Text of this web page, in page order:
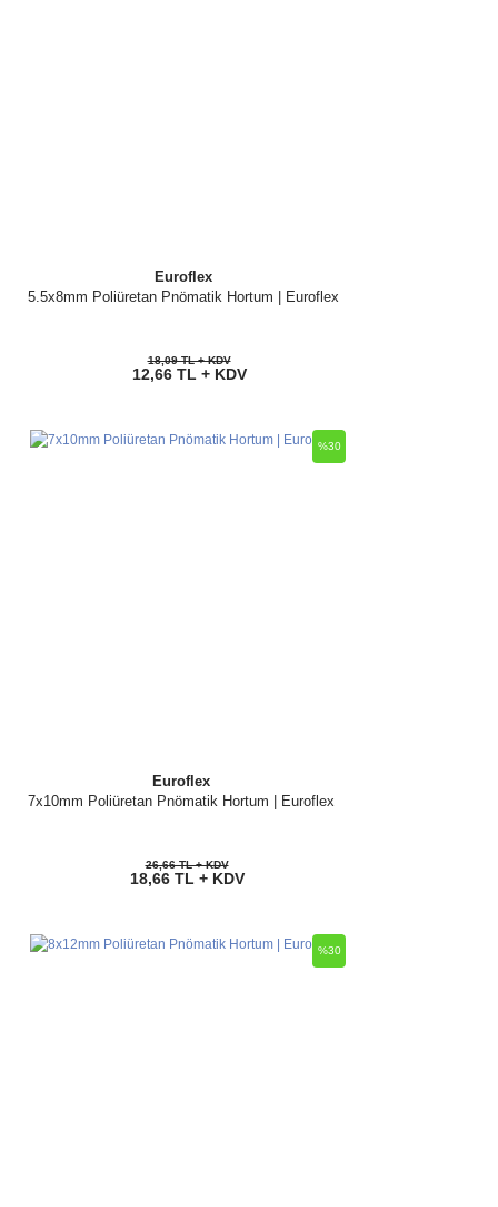
Euroflex
5.5x8mm Poliüretan Pnömatik Hortum | Euroflex
18,09 TL + KDV
12,66 TL + KDV
Euroflex
7x10mm Poliüretan Pnömatik Hortum | Euroflex
%30
26,66 TL + KDV
18,66 TL + KDV
%30